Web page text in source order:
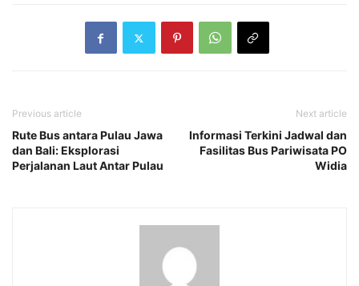
Previous article
Rute Bus antara Pulau Jawa
dan Bali: Eksplorasi
Perjalanan Laut Antar Pulau
Next article
Informasi Terkini Jadwal dan
Fasilitas Bus Pariwisata PO
Widia